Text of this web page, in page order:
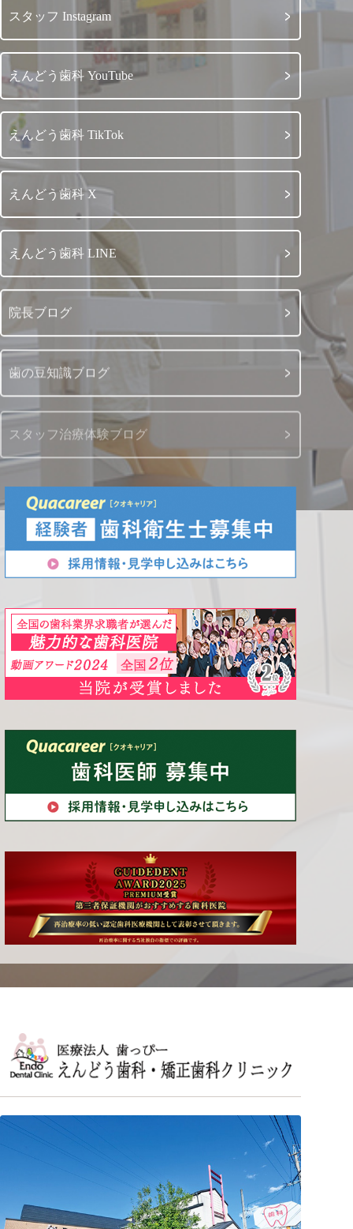
スタッフ Instagram
えんどう歯科 YouTube
えんどう歯科 TikTok
えんどう歯科 X
えんどう歯科 LINE
院長ブログ
歯の豆知識ブログ
スタッフ治療体験ブログ